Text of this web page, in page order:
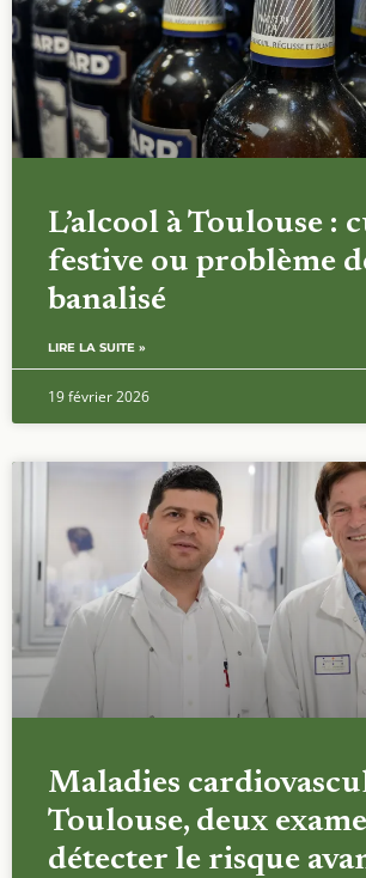
L’alcool à Toulouse :
festive ou problème
banalisé
LIRE LA SUITE »
19 février 2026
Maladies
Toulouse, deux
détecter le risque